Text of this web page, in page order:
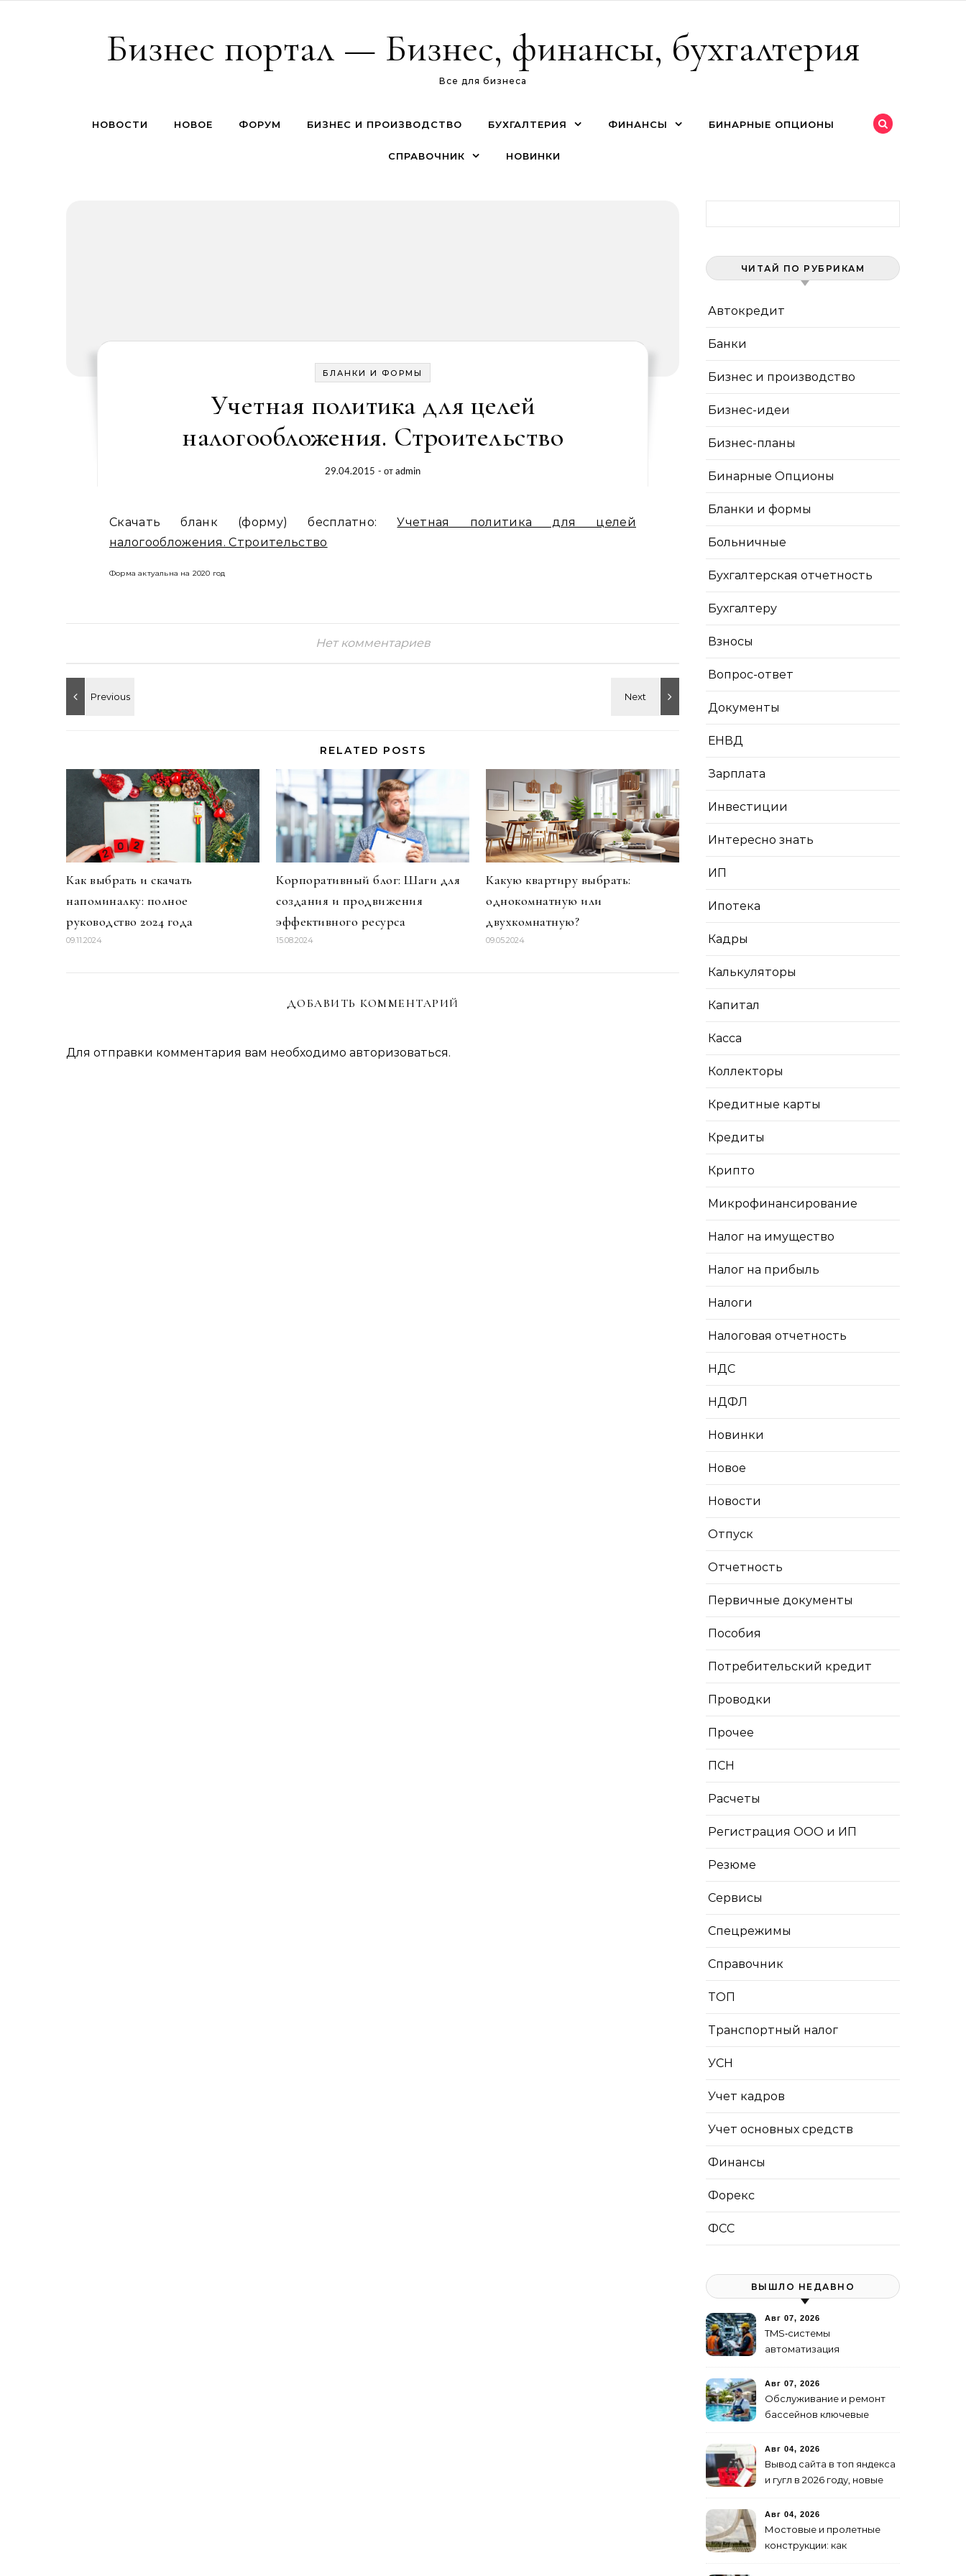
Бизнес портал — Бизнес, финансы, бухгалтерия
Все для бизнеса
НОВОСТИ НОВОЕ ФОРУМ БИЗНЕС И ПРОИЗВОДСТВО БУХГАЛТЕРИЯ ФИНАНСЫ БИНАРНЫЕ ОПЦИОНЫ
СПРАВОЧНИК НОВИНКИ
БЛАНКИ И ФОРМЫ
Учетная политика для целей
налогообложения. Строительство
29.04.2015 - отadmin
Скачать бланк (форму) бесплатно:Учетная политика для целей
налогообложения. Строительство
Форма актуальна на 2020 год
Нет комментариев
RELATED POSTS
Как выбрать и скачать
напоминалку: полное
руководство 2024 года
09.11.2024
Корпоративный блог: Шаги для
создания и продвижения
эффективного ресурса
15.08.2024
Какую квартиру выбрать:
однокомнатную или
двухкомнатную?
09.05.2024
ДОБАВИТЬ КОММЕНТАРИЙ
Для отправки комментария вам необходимо авторизоваться.
ЧИТАЙ ПО РУБРИКАМ
Автокредит
Банки
Бизнес и производство
Бизнес-идеи
Бизнес-планы
Бинарные Опционы
Бланки и формы
Больничные
Бухгалтерская отчетность
Бухгалтеру
Взносы
Вопрос-ответ
Документы
ЕНВД
Зарплата
Инвестиции
Интересно знать
ИП
Ипотека
Кадры
Калькуляторы
Капитал
Касса
Коллекторы
Кредитные карты
Кредиты
Крипто
Микрофинансирование
Налог на имущество
Налог на прибыль
Налоги
Налоговая отчетность
НДС
НДФЛ
Новинки
Новое
Новости
Отпуск
Отчетность
Первичные документы
Пособия
Потребительский кредит
Проводки
Прочее
ПСН
Расчеты
Регистрация ООО и ИП
Резюме
Сервисы
Спецрежимы
Справочник
ТОП
Транспортный налог
УСН
Учет кадров
Учет основных средств
Финансы
Форекс
ФСС
ВЫШЛО НЕДАВНО
Авг 07, 2026
TMS‑системы
автоматизация
Авг 07, 2026
Обслуживание и ремонт
бассейнов ключевые
Авг 04, 2026
Вывод сайта в топ яндекса
и гугл в 2026 году, новые
Авг 04, 2026
Мостовые и пролетные
конструкции: как